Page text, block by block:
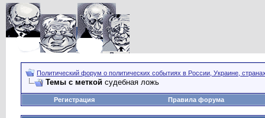
Политический форум о политических событиях в России, Украине,
Темы с меткой судебная ложь
Регистрация Правила форума